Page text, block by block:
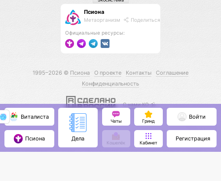
Псиона
Метаорганизм Поделиться
Официальные ресурсы:
1995–2026 © Псиона О проекте Контакты
Соглашение
Конфиденциальность
С нами КО 🕉️
Виталиста
Псиона Дела
Чаты Гринд
Кошелёк Кабинет
Войти
Регистрация